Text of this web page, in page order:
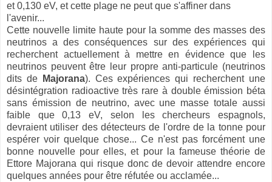
et 0,130 eV, et cette plage ne peut que s'affiner dans
l'avenir...
Cette nouvelle limite haute pour la somme des masses des
neutrinos a des conséquences sur des expériences qui
recherchent actuellement à mettre en évidence que les
neutrinos peuvent être leur propre anti-particule (neutrinos
dits de
Majorana). Ces expériences qui recherchent une
désintégration radioactive très rare à double émission béta
sans émission de neutrino, avec une masse totale aussi
faible que 0,13 eV, selon les chercheurs espagnols,
devraient utiliser des détecteurs de l'ordre de la tonne pour
espérer voir quelque chose... Ce n'est pas forcément une
bonne nouvelle pour elles, et pour la fameuse théorie de
Ettore Majorana qui risque donc de devoir attendre encore
quelques années pour être réfutée ou acclamée...